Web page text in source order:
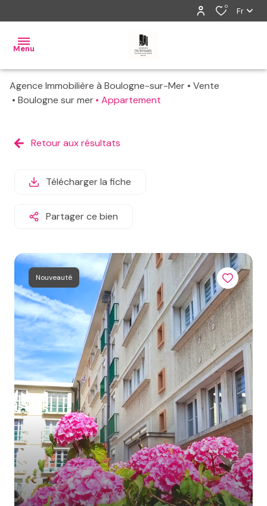
0 Fr
Menu
ventes
gestion
estimation
e-
contact
Agence Immobilière à Boulogne-sur-Mer
Vente
Boulogne sur mer
Appartement
Retour aux résultats
Télécharger la fiche
Partager ce bien
Nouveauté